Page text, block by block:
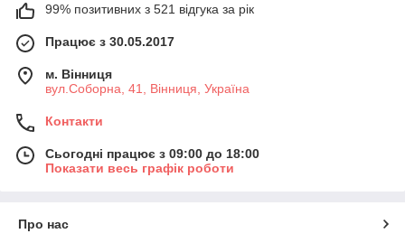
99% позитивних з 521 відгука за рік
Працює з 30.05.2017
м. Вінниця
вул.Соборна, 41, Вінниця, Україна
Контакти
Сьогодні працює з 09:00 до 18:00
Показати весь графік роботи
Про нас